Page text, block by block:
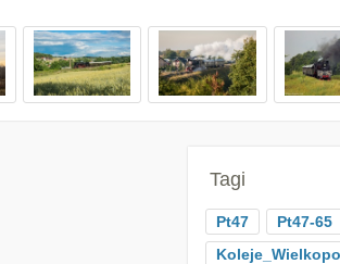
Tagi
Pt47 Pt47-65